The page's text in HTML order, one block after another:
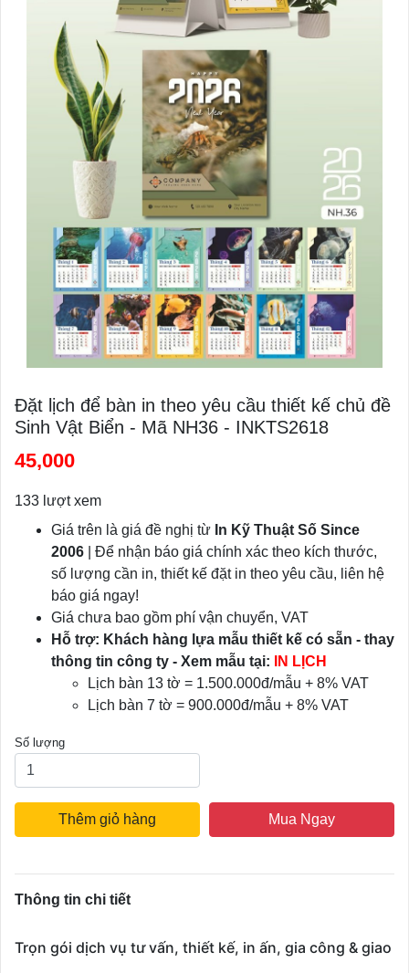
Đặt lịch để bàn in theo yêu cầu thiết kế chủ đề
Sinh Vật Biển - Mã NH36 - INKTS2618
45,000
133 lượt xem
Giá trên là giá đề nghị từ In Kỹ Thuật Số Since
2006 | Để nhận báo giá chính xác theo kích thước,
số lượng cần in, thiết kế đặt in theo yêu cầu, liên hệ
báo giá ngay!
Giá chưa bao gồm phí vận chuyển, VAT
Hỗ trợ: Khách hàng lựa mẫu thiết kế có sẵn - thay
thông tin công ty - Xem mẫu tại:
IN LỊCH
Lịch bàn 13 tờ = 1.500.000đ/mẫu + 8% VAT
Lịch bàn 7 tờ = 900.000đ/mẫu + 8% VAT
Số lượng
Thêm giỏ hàng Mua Ngay
Thông tin chi tiết
Trọn gói dịch vụ tư vấn, thiết kế, in ấn, gia công & giao